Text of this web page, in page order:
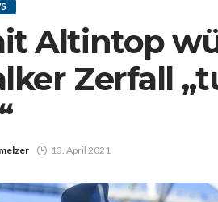
Altintop
Zerfall
13. April 2021